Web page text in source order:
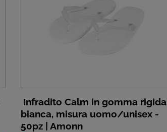
Infradito Calm in gomma rigida
bianca, misura uomo/unisex -
50pz | Amonn